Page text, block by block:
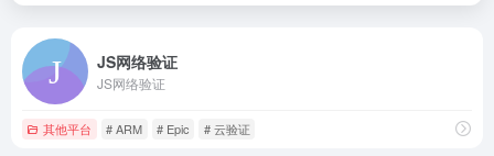
JS网络验证
JS网络验证
其他平台 # ARM # Epic # 云验证